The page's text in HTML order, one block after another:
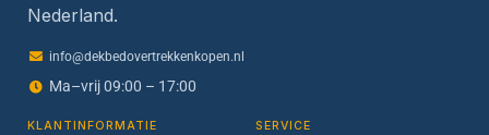
Nederland.
info@dekbedovertrekkenkopen.nl
Ma–vrij 09:00 – 17:00
KLANTINFORMATIE SERVICE